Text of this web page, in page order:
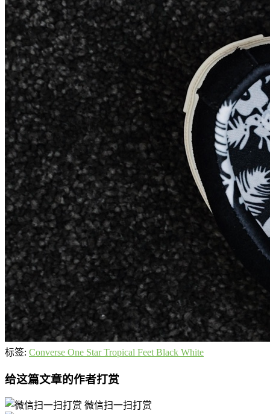
标签: Converse One Star Tropical Feet Black White
给这篇文章的作者打赏
微信扫一扫打赏